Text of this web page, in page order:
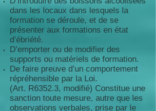
dans les locaux dans lesquels la
formation se déroule, et de se
présenter aux formations en état
d’ébriété.
D’emporter ou de modifier des
supports ou matériels de formation.
De faire preuve d’un comportement
répréhensible par la Loi.
(Art. R6352.3, modifié) Constitue une
sanction toute mesure, autre que les
observations verbales, prise par le